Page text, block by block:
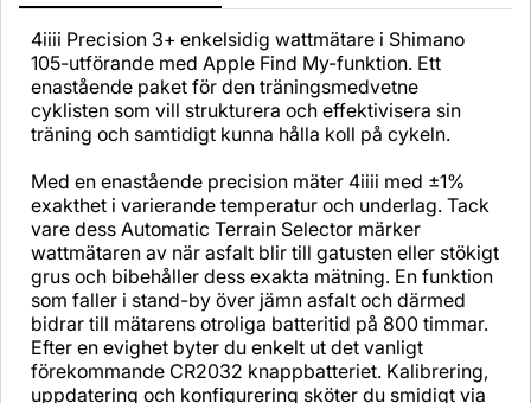
4iiii Precision 3+ enkelsidig wattmätare i Shimano
105-utförande med Apple Find My-funktion. Ett
enastående paket för den träningsmedvetne
cyklisten som vill strukturera och effektivisera sin
träning och samtidigt kunna hålla koll på cykeln.
Med en enastående precision mäter 4iiii med ±1%
exakthet i varierande temperatur och underlag. Tack
vare dess Automatic Terrain Selector märker
wattmätaren av när asfalt blir till gatusten eller stökigt
grus och bibehåller dess exakta mätning. En funktion
som faller i stand-by över jämn asfalt och därmed
bidrar till mätarens otroliga batteritid på 800 timmar.
Efter en evighet byter du enkelt ut det vanligt
förekommande CR2032 knappbatteriet. Kalibrering,
uppdatering och konfigurering sköter du smidigt via